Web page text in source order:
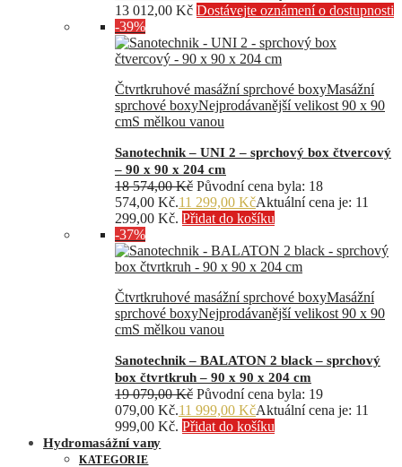
13 012,00 Kč Dostávejte oznámení o dostupnosti
-39%
Čtvrtkruhové masážní sprchové boxyMasážní
sprchové boxyNejprodávanější velikost 90 x 90
cmS mělkou vanou
Sanotechnik – UNI 2 – sprchový box čtvercový
– 90 x 90 x 204 cm
18 574,00Kč Původní cena byla: 18
574,00 Kč.11 299,00 KčAktuální cena je: 11
299,00 Kč. Přidat do košíku
-37%
Čtvrtkruhové masážní sprchové boxyMasážní
sprchové boxyNejprodávanější velikost 90 x 90
cmS mělkou vanou
Sanotechnik – BALATON 2 black – sprchový
box čtvrtkruh – 90 x 90 x 204 cm
19 079,00Kč Původní cena byla: 19
079,00 Kč.11 999,00 KčAktuální cena je: 11
999,00 Kč. Přidat do košíku
Hydromasážní vany
KATEGORIE